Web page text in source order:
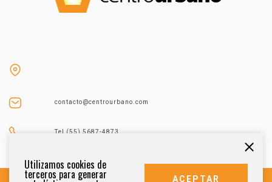
contacto@centrourbano.com
Tel (55) 5687-4873
Utilizamos cookies de
terceros para generar ACEPTAR